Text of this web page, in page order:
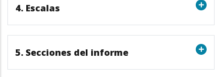
4. Escalas
5. Secciones del informe